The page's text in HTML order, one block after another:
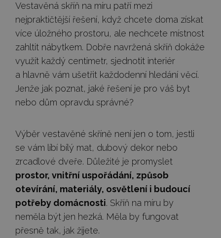
Vestavěná skříň na míru patří mezi
nejpraktičtější řešení, když chcete doma získat
více úložného prostoru, ale nechcete místnost
zahltit nábytkem. Dobře navržená skříň dokáže
využít každý centimetr, sjednotit interiér
a hlavně vám ušetřit každodenní hledání věcí.
Jenže jak poznat, jaké řešení je pro váš byt
nebo dům opravdu správné?
Výběr vestavěné skříně není jen o tom, jestli
se vám líbí bílý mat, dubový dekor nebo
zrcadlové dveře. Důležité je promyslet
prostor, vnitřní uspořádání, způsob
otevírání, materiály, osvětlení i budoucí
potřeby domácnosti. Skříň na míru by
neměla být jen hezká. Měla by fungovat
přesně tak, jak žijete.